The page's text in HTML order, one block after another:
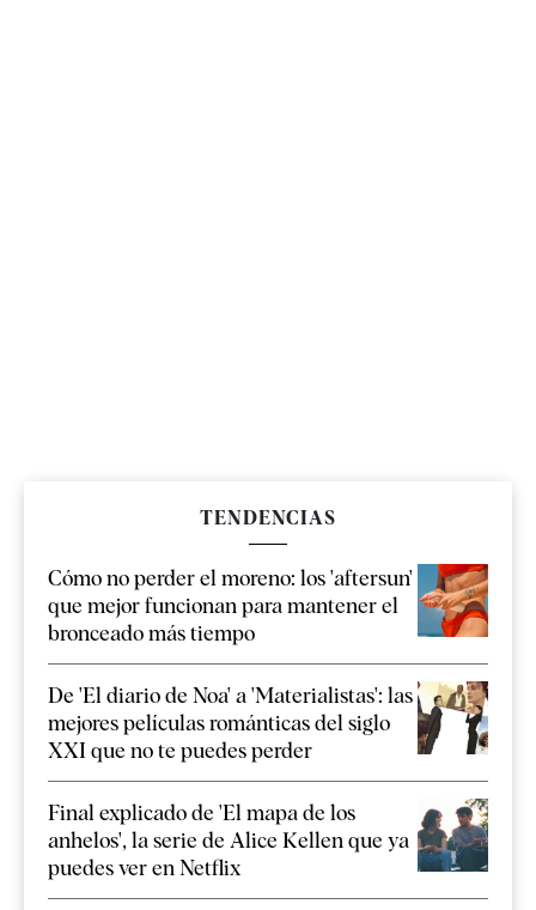
TENDENCIAS
Cómo no perder el moreno: los 'aftersun'
que mejor funcionan para mantener el
bronceado más tiempo
De 'El diario de Noa' a 'Materialistas': las
mejores películas románticas del siglo
XXI que no te puedes perder
Final explicado de 'El mapa de los
anhelos', la serie de Alice Kellen que ya
puedes ver en Netflix